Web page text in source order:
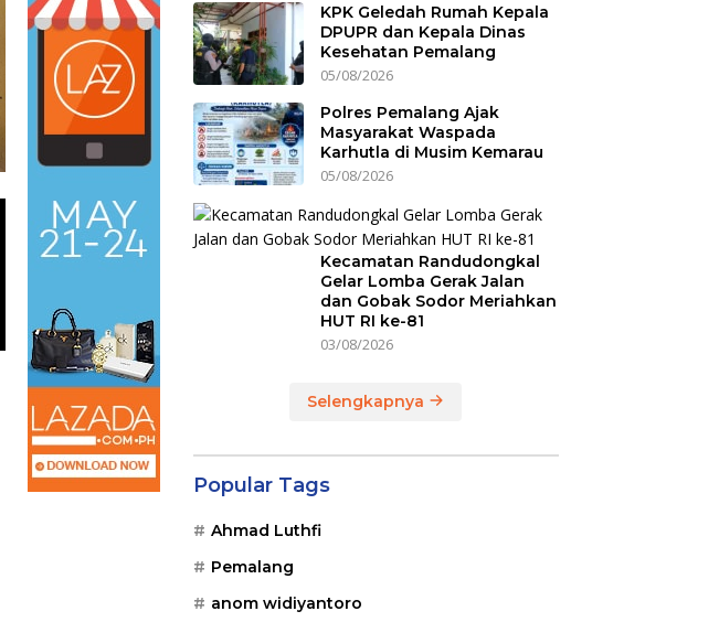
KPK Geledah Rumah Kepala
DPUPR dan Kepala Dinas
Kesehatan Pemalang
05/08/2026
Polres Pemalang Ajak
Masyarakat Waspada
Karhutla di Musim Kemarau
05/08/2026
Kecamatan Randudongkal
Gelar Lomba Gerak Jalan
dan Gobak Sodor Meriahkan
HUT RI ke-81
03/08/2026
Selengkapnya
Popular Tags
Ahmad Luthfi
Pemalang
anom widiyantoro